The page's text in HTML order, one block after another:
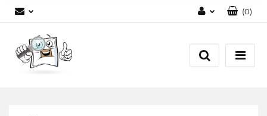
Zarejestruj się
(0)